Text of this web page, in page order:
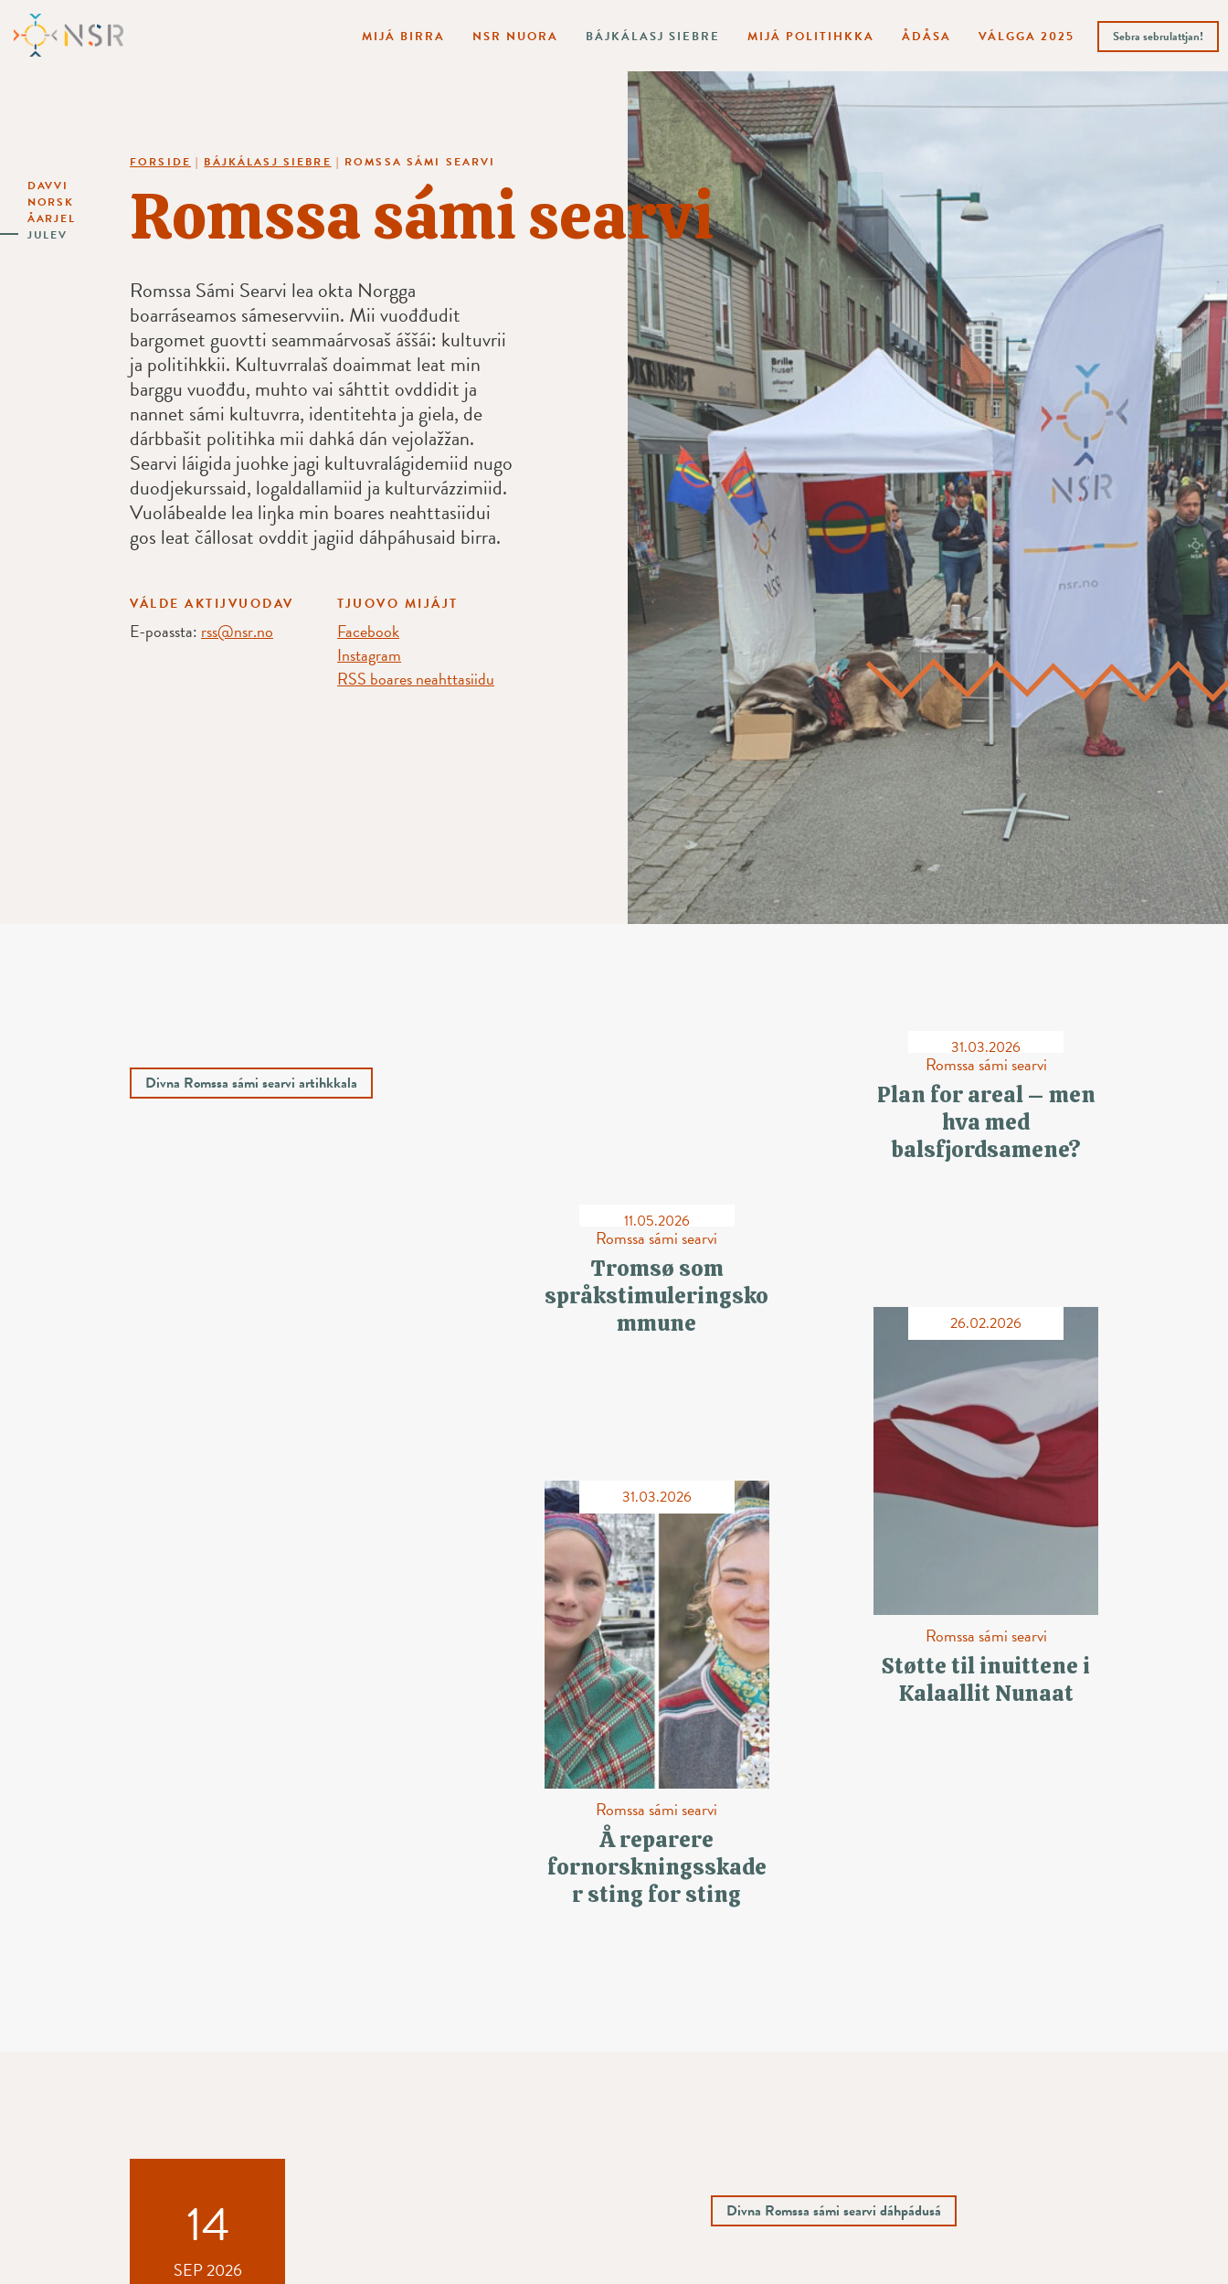
DAVVI
NORSK
ÅARJEL
JULEV
MIJÁ BIRRA NSR NUORA BÁJKÁLASJ SIEBRE MIJÁ POLITIHKKA ÅDÅSA VÁLGGA 2025 Sebra sebrulattjan!
FORSIDE | BÁJKÁLASJ SIEBRE | ROMSSA SÁMI SEARVI
Romssa sámi searvi
Romssa Sámi Searvi lea okta Norgga
boarráseamos sámeservviin. Mii vuođđudit
bargomet guovtti seammaárvosaš áššái: kultuvrii
ja politihkkii. Kultuvrralaš doaimmat leat min
barggu vuođđu, muhto vai sáhttit ovddidit ja
nannet sámi kultuvrra, identitehta ja giela, de
dárbbašit politihka mii dahká dán vejolažžan.
Searvi láigida juohke jagi kultuvralágidemiid nugo
duodjekurssaid, logaldallamiid ja kulturvázzimiid.
Vuolábealde lea liŋka min boares neahttasiidui
gos leat čállosat ovddit jagiid dáhpáhusaid birra.
VÁLDE AKTIJVUODAV
E-poassta: rss@nsr.no
TJUOVO MIJÁJT
Facebook
Instagram
RSS boares neahttasiidu
Divna Romssa sámi searvi artihkkala
11.05.2026
Romssa sámi searvi
Tromsø som
språkstimuleringsko
mmune
31.03.2026
Romssa sámi searvi
Plan for areal – men
hva med
balsfjordsamene?
31.03.2026
Romssa sámi searvi
Å reparere
fornorskningsskade
r sting for sting
26.02.2026
Romssa sámi searvi
Støtte til inuittene i
Kalaallit Nunaat
Divna Romssa sámi searvi dáhpádusá
14
SEP 2026